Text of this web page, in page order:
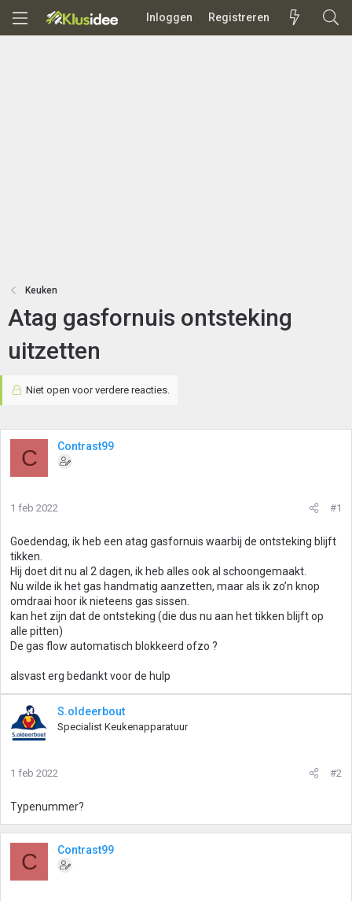
Inloggen Registreren
Keuken
Atag gasfornuis ontsteking
uitzetten
Niet open voor verdere reacties.
C Contrast99
1 feb 2022 #1
Goedendag, ik heb een atag gasfornuis waarbij de ontsteking blijft
tikken.
Hij doet dit nu al 2 dagen, ik heb alles ook al schoongemaakt.
Nu wilde ik het gas handmatig aanzetten, maar als ik zo’n knop
omdraai hoor ik nieteens gas sissen.
kan het zijn dat de ontsteking (die dus nu aan het tikken blijft op
alle pitten)
De gas flow automatisch blokkeerd ofzo ?
alsvast erg bedankt voor de hulp
S.oldeerbout
Specialist Keukenapparatuur
1 feb 2022 #2
Typenummer?
C Contrast99